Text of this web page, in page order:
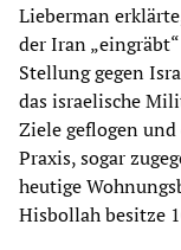
Lieberman
der Iran
Stellung gegen
das israelische
Ziele geflogen
Praxis, sogar
heutige
Hisbollah besitze